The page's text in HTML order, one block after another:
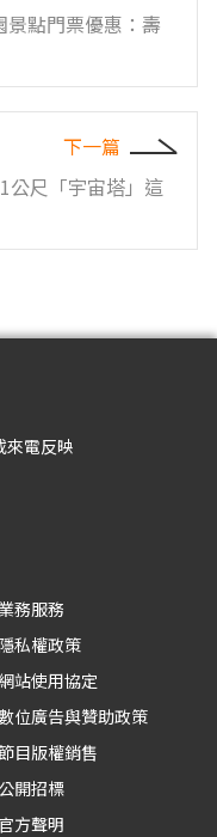
點門票優惠：壽
下一篇
公尺「宇宙塔」這
來電反映
務服務
隱私權政策
網站使用協定
位廣告與贊助政策
目版權銷售
公開招標
官方聲明